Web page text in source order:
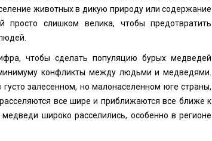
животных в дикую природу или содержание
слишком велика, чтобы предотвратить
чтобы сделать популяцию бурых медведей
конфликты между людьми и медведями.
залесенном, но малонаселенном юге страны,
все шире и приближаются все ближе к
широко расселились, особенно в регионе